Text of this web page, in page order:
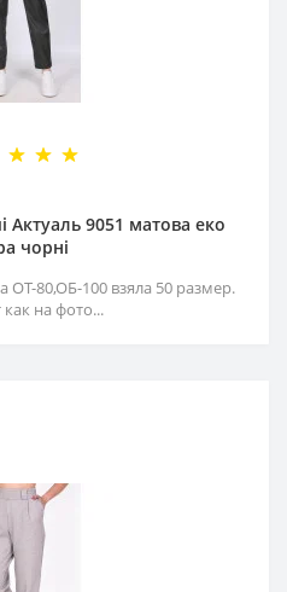
Актуаль 9051 матова еко
чорні
ОТ-80,ОБ-100 взяла 50 размер.
на фото...